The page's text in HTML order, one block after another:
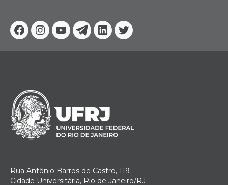
Facebook
Instagram
YoutubeTelegram
Linkedin
Twitter
Rua Antônio Barros de Castro, 119
Cidade Universitária, Rio de Janeiro/RJ